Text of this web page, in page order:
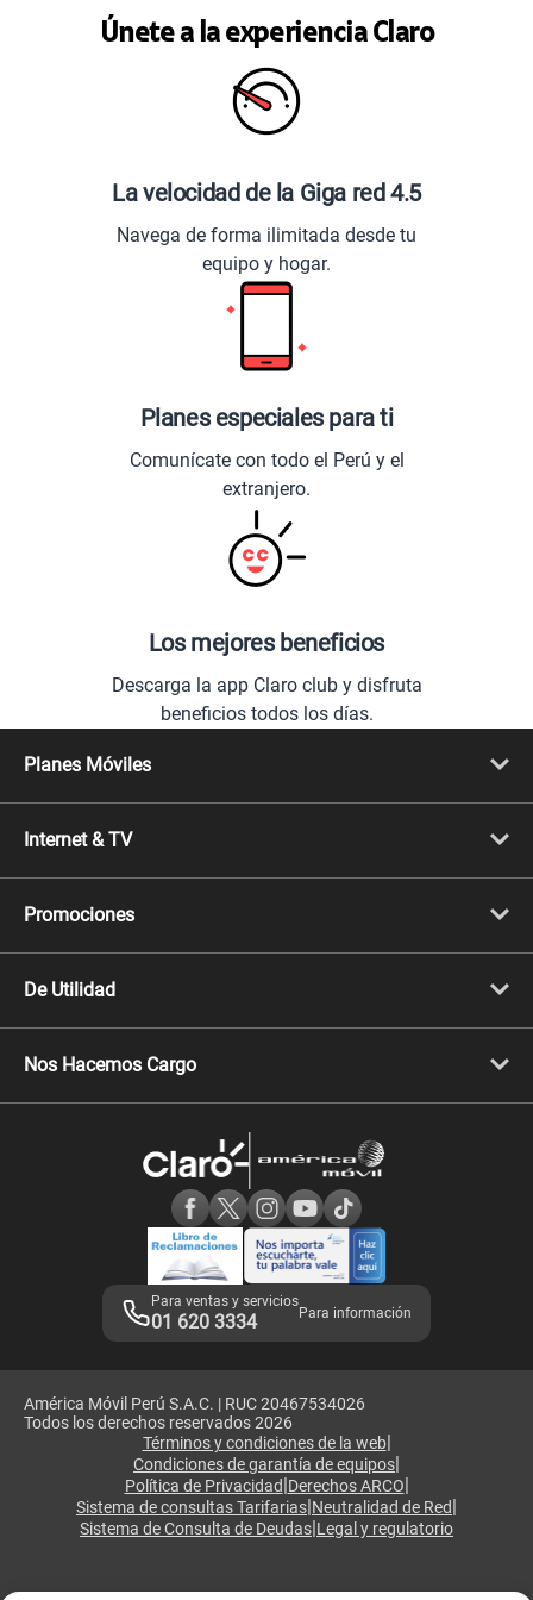
Únete a la experiencia Claro
La velocidad de la Giga red 4.5
Navega de forma ilimitada desde tu
equipo y hogar.
Planes especiales para ti
Comunícate con todo el Perú y el
extranjero.
Los mejores beneficios
Descarga la app Claro club y disfruta
beneficios todos los días.
Planes Móviles
Línea Nueva
Línea Adicional
Migración
Internet & TV
Internet + TV
Mejora tu plan
Promociones
Celulares iPhone
Celulares Samsung
Celulares Motorola
De Utilidad
Llamada por llamada
Comprobantes electrónicos
Consulta de IMEI
Nos Hacemos Cargo
Consulta de reclamos
Adquirientes iPhone 6, 6S y SE
Mensaje de Seguridad
Términos y Condiciones de Tienda Claro
Libro de Reclamaciones
Legales de marketplace
Para ventas y servicios
01 620 3334 Para información
América Móvil Perú S.A.C. | RUC 20467534026
Todos los derechos reservados 2026
Términos y condiciones de la web|
Condiciones de garantía de equipos|
Política de Privacidad|Derechos ARCO|
Sistema de consultas Tarifarias|Neutralidad de Red|
Sistema de Consulta de Deudas|Legal y regulatorio